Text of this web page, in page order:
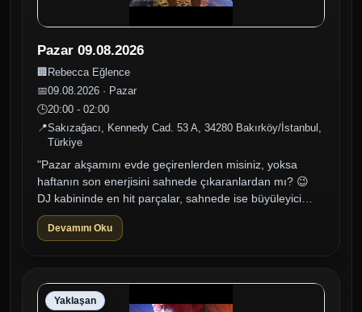
Pazar 09.08.2026
🏢Rebecca Eğlence
📅09.08.2026 · Pazar
🕒20:00 - 02:00
📍Sakızağacı, Kennedy Cad. 53 A, 34280 Bakırköy/İstanbul,
Türkiye
"Pazar akşamını evde geçirenlerden misiniz, yoksa
haftanın son enerjisini sahnede çıkaranlardan mı? 😉
DJ kabininde en hit parçalar, sahnede ise büyüleyici
dans şovlarıyla Pazar gec...
Devamını Oku
Yaklaşan